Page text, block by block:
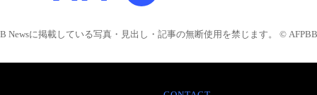
Newsに掲載している写真・見出し・記事の無断使用を禁じます。 © AFPBB